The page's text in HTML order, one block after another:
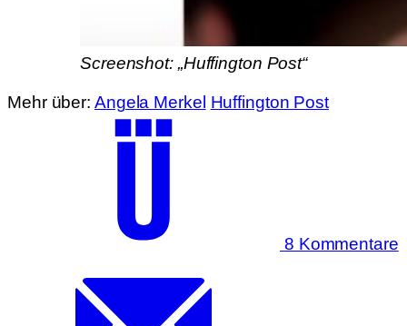
Screenshot: „Huffington Post“
Mehr über: Angela Merkel Huffington Post
8 Kommentare